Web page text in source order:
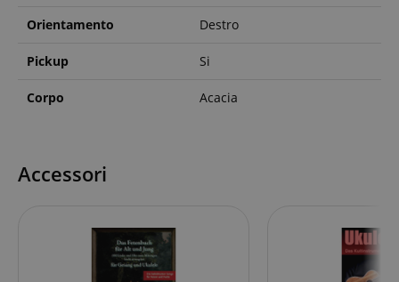
Orientamento Destro
Pickup Si
Corpo Acacia
Accessori